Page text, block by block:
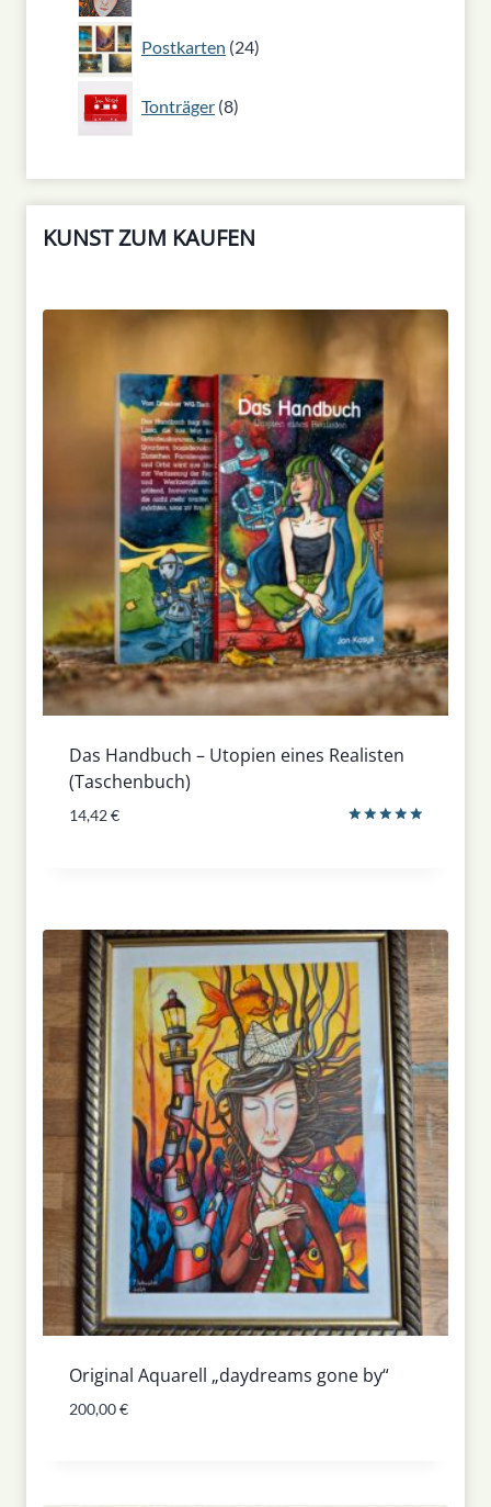
Postkarten 24
24
Produkte
Tonträger 8
8
Produkte
KUNST ZUM KAUFEN
Das Handbuch – Utopien eines Realisten
(Taschenbuch)
14,42€
Original Aquarell „daydreams gone by“
200,00€